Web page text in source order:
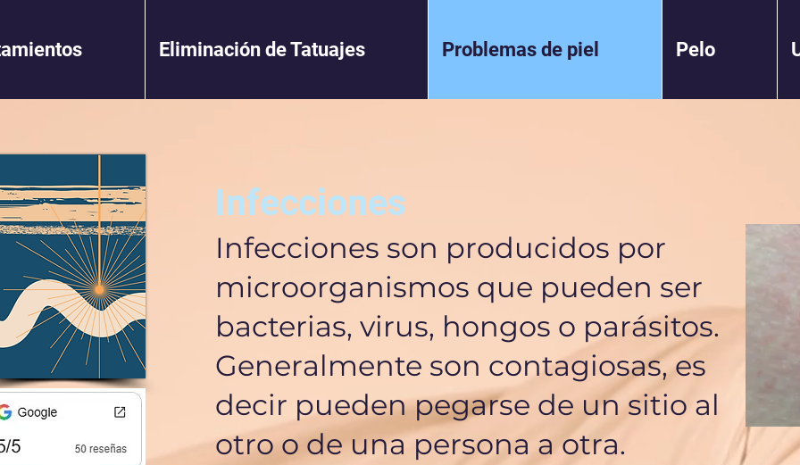
Eliminación de Tatuajes Problemas de piel Pelo
Infecciones
Infecciones son producidos por
microorganismos que pueden ser
bacterias, virus, hongos o parásitos.
Generalmente son contagiosas, es
decir pueden pegarse de un sitio al
otro o de una persona a otra.